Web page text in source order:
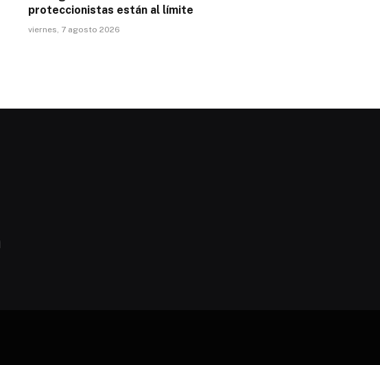
proteccionistas están al límite
viernes, 7 agosto 2026